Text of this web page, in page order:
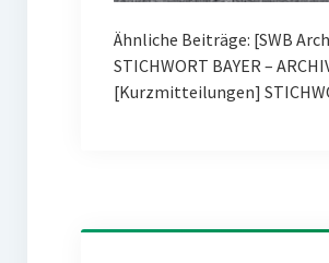
Ähnliche Beiträge: [SWB
STICHWORT BAYER –
[Kurzmitteilungen]